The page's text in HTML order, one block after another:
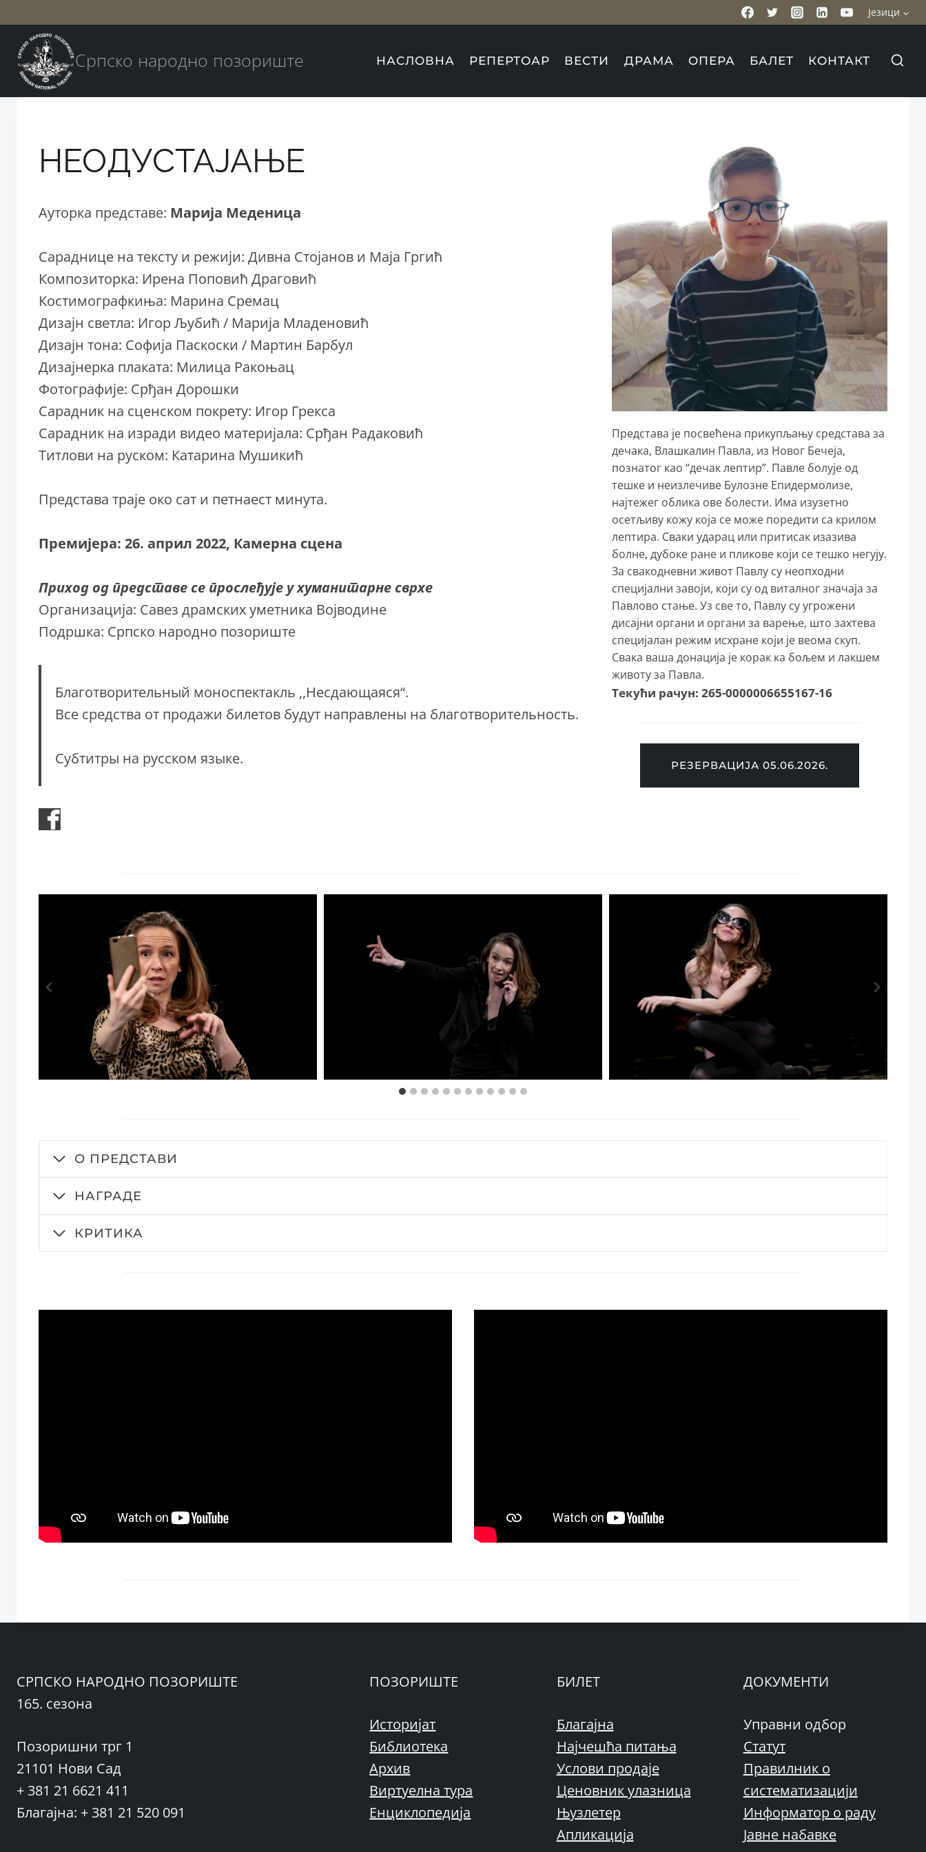
content
Језици
Српско народно позориште НАСЛОВНА РЕПЕРТОАР ВЕСТИ ДРАМА ОПЕРА БАЛЕТ КОНТАКТ
НЕОДУСТАЈАЊЕ
Ауторка представе: Марија Меденица
Сараднице на тексту и режији: Дивна Стојанов и Маја Гргић
Композиторка: Ирена Поповић Драговић
Костимографкиња: Марина Сремац
Дизајн светла: Игор Љубић / Марија Младеновић
Дизајн тона: Софија Паскоски / Мартин Барбул
Дизајнерка плаката: Милица Ракоњац
Фотографије: Срђан Дорошки
Сарадник на сценском покрету: Игор Грекса
Сарадник на изради видео материјала: Срђан Радаковић
Титлови на руском: Катарина Мушикић
Представа траје око сат и петнаест минута.
Премијера: 26. април 2022, Камернa сцена
Приход од представе се прослеђује у хуманитарне сврхе
Организација: Савез драмских уметника Војводине
Подршка: Српско народно позориште
Благотворительный моноспектакль ,,Несдающаяся“.
Все средства от продажи билетов будут направлены на благотворительность.
Субтитры на русском языке.
Представа је посвећена прикупљању средстава за
дечака, Влашкалин Павла, из Новог Бечеја,
познатог као “дечак лептир”. Павле болује од
тешке и неизлечиве Булозне Епидермолизе,
најтежег облика ове болести. Има изузетно
осетљиву кожу која се може поредити са крилом
лептира. Сваки ударац или притисак изазива
болне, дубоке ране и пликове који се тешко негују.
За свакодневни живот Павлу су неопходни
специјални завоји, који су од виталног значаја за
Павлово стање. Уз све то, Павлу су угрожени
дисајни органи и органи за варење, што захтева
специјалан режим исхране који је веома скуп.⁣
Свака ваша донација је корак ка бољем и лакшем
животу за Павла. ⁣
Текући рачун: 265-0000006655167-16
РЕЗЕРВАЦИЈА 05.06.2026.
О ПРЕДСТАВИ
НАГРАДЕ
КРИТИКА
СРПСКО НАРОДНО ПОЗОРИШТЕ
165. сезона
Позоришни трг 1
21101 Нови Сад
+ 381 21 6621 411
Благајна: + 381 21 520 091
ПОЗОРИШТЕ
Историјат
Библиотека
Архив
Виртуелна тура
Енциклопедија
БИЛЕТ
Благајна
Најчешћа питања
Услови продаје
Ценовник улазница
Њузлетер
Апликација
ДОКУМЕНТИ
Управни одбор
Статут
Правилник о
систематизацији
Информатор о раду
Јавне набавке